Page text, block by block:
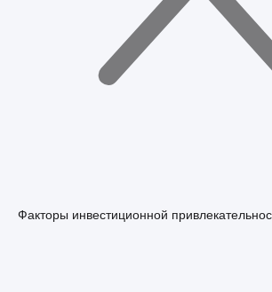
Факторы инвестиционной